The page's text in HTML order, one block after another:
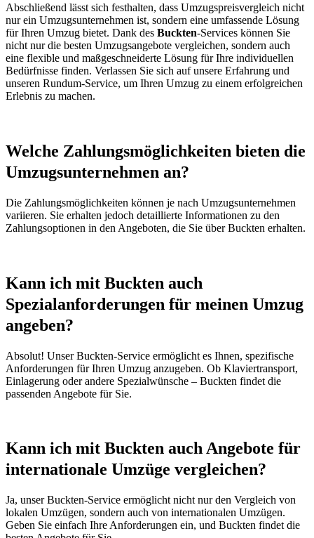
Abschließend lässt sich festhalten, dass Umzugspreisvergleich nicht
nur ein Umzugsunternehmen ist, sondern eine umfassende Lösung
für Ihren Umzug bietet. Dank des Buckten-Services können Sie
nicht nur die besten Umzugsangebote vergleichen, sondern auch
eine flexible und maßgeschneiderte Lösung für Ihre individuellen
Bedürfnisse finden. Verlassen Sie sich auf unsere Erfahrung und
unseren Rundum-Service, um Ihren Umzug zu einem erfolgreichen
Erlebnis zu machen.
Welche Zahlungsmöglichkeiten bieten die
Umzugsunternehmen an?
Die Zahlungsmöglichkeiten können je nach Umzugsunternehmen
variieren. Sie erhalten jedoch detaillierte Informationen zu den
Zahlungsoptionen in den Angeboten, die Sie über Buckten erhalten.
Kann ich mit Buckten auch
Spezialanforderungen für meinen Umzug
angeben?
Absolut! Unser Buckten-Service ermöglicht es Ihnen, spezifische
Anforderungen für Ihren Umzug anzugeben. Ob Klaviertransport,
Einlagerung oder andere Spezialwünsche – Buckten findet die
passenden Angebote für Sie.
Kann ich mit Buckten auch Angebote für
internationale Umzüge vergleichen?
Ja, unser Buckten-Service ermöglicht nicht nur den Vergleich von
lokalen Umzügen, sondern auch von internationalen Umzügen.
Geben Sie einfach Ihre Anforderungen ein, und Buckten findet die